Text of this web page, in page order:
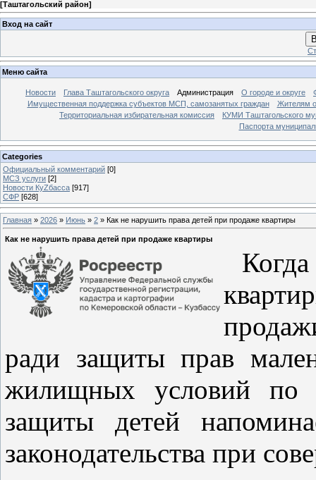
[Таштагольский район]
Вход на сайт
Меню сайта
Новости Глава Таштагольского округа Администрация О городе и округе
Имущественная поддержка субъектов МСП, самозанятых граждан
Жителям
Территориальная избирательная комиссия
КУМИ Таштагольского
Паспорта
Categories
Официальный комментарий [0]
МСЗ услуги [2]
Новости КуZбасса [917]
СФР [628]
Главная » 2026 » Июнь » 2 » Как не нарушить права детей при продаже квартиры
Как не нарушить права детей при продаже квартиры
Когда
ради защиты прав
жилищных условий по
защиты детей
законодательства при